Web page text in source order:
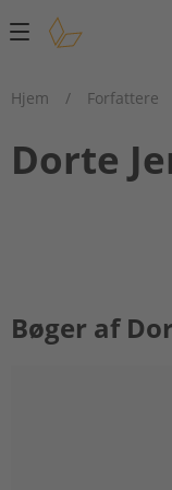
Main
Hjem
/ Forfattere
Dorte
Bøger af